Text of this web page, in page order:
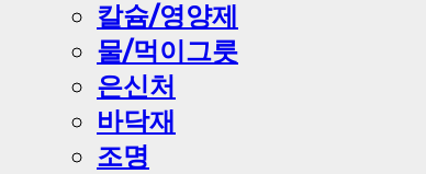
칼슘/영양제
물/먹이그릇
은신처
바닥재
조명